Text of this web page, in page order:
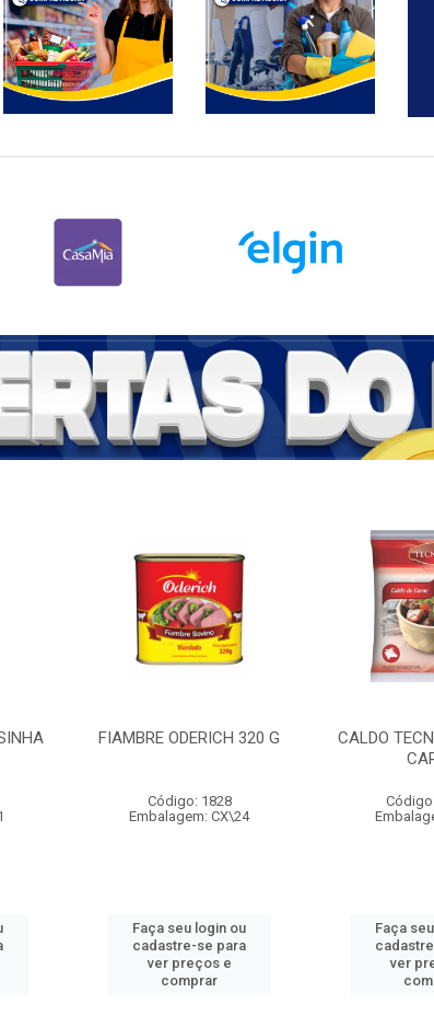
FIAMBRE ODERICH 320 G
Código: 1828
Embalagem: CX\24
Faça seu login ou
cadastre-se para
ver preços e
comprar
CALDO
Faça
ver